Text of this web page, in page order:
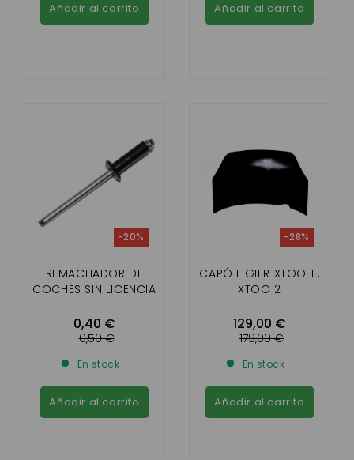
Añadir al carrito Añadir al carrito
REMACHADOR DE
COCHES SIN LICENCIA
0,40 €
-20%
0,50 €
En stock
Añadir al carrito
CAPÓ LIGIER XTOO 1 ,
XTOO 2
129,00 €
-28%
179,00 €
En stock
Añadir al carrito